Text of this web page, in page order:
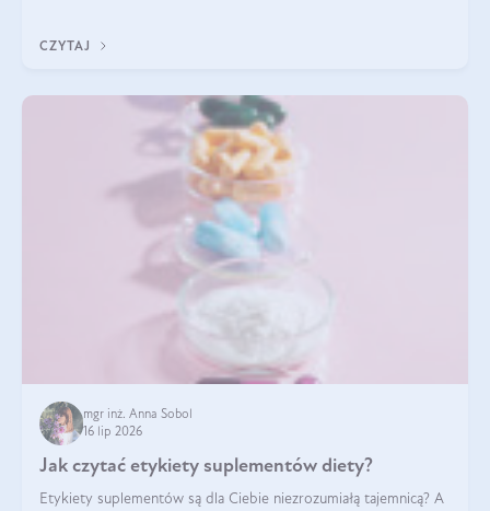
bariera hydrolipidowa.
CZYTAJ
mgr inż. Anna Sobol
16 lip 2026
Jak czytać etykiety suplementów diety?
Etykiety suplementów są dla Ciebie niezrozumiałą tajemnicą? A